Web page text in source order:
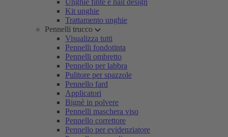
Unghie finte e nail design
Kit unghie
Trattamento unghie
Pennelli trucco
Visualizza tutti
Pennelli fondotinta
Pennelli ombretto
Pennello per labbra
Pulitore per spazzole
Pennello fard
Applicatori
Bignè in polvere
Pennelli maschera viso
Pennello correttore
Pennello per evidenziatore